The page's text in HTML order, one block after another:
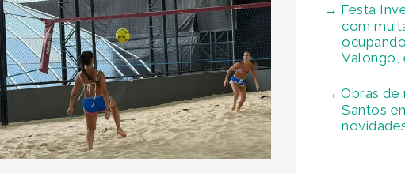
Festa
com
Valongo,
Obras de
Santos